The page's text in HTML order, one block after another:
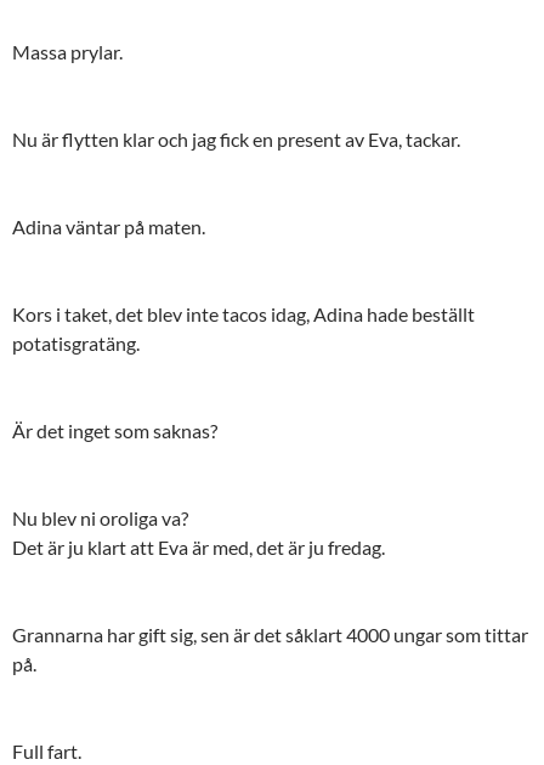
Massa prylar.
Nu är flytten klar och jag fick en present av Eva, tackar.
Adina väntar på maten.
Kors i taket, det blev inte tacos idag, Adina hade beställt
potatisgratäng.
Är det inget som saknas?
Nu blev ni oroliga va?
Det är ju klart att Eva är med, det är ju fredag.
Grannarna har gift sig, sen är det såklart 4000 ungar som tittar
på.
Full fart.